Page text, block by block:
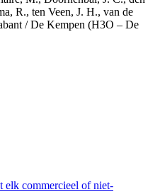
R., ten Veen, J. H., van de
/ De Kempen (H3O – De
elk commercieel of niet-